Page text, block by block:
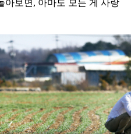
아보면, 아마도 모든 게 사랑